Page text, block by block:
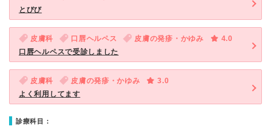
とびび
皮膚科 口唇ヘルペス 皮膚の発疹・かゆみ
4.0
口唇ヘルペスで受診しました
皮膚科 皮膚の発疹・かゆみ
3.0
よく利用してます
診療科目：